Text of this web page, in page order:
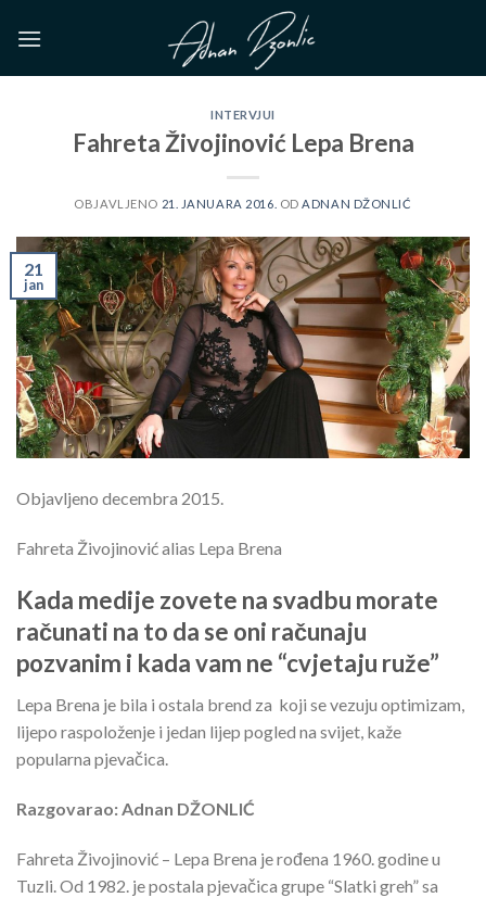
INTERVJUI
Fahreta Živojinović Lepa Brena
OBJAVLJENO 21. JANUARA 2016. OD ADNAN DŽONLIĆ
21
jan
Objavljeno decembra 2015.
Fahreta Živojinović alias Lepa Brena
Kada medije zovete na svadbu morate
računati na to da se oni računaju
pozvanim i kada vam ne “cvjetaju ruže”
Lepa Brena je bila i ostala brend za koji se vezuju optimizam,
lijepo raspoloženje i jedan lijep pogled na svijet, kaže
popularna pjevačica.
Razgovarao: Adnan DŽONLIĆ
Fahreta Živojinović – Lepa Brena je rođena 1960. godine u
Tuzli. Od 1982. je postala pjevačica grupe “Slatki greh” sa